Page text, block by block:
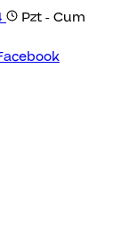
Pzt - Cum